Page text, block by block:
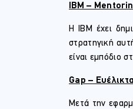
IBM –
Η IBM έχει
στρατηγική
είναι εμπόδιο
Gap –
Μετά την